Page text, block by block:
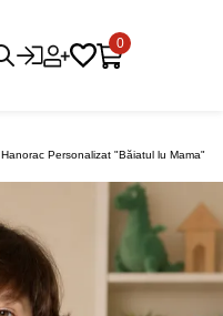
0
Hanorac Personalizat "Băiatul lu Mama"